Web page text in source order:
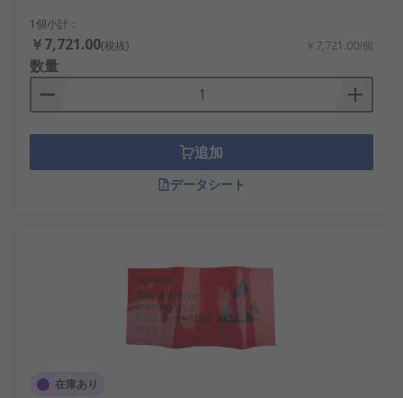
1個小計：
￥7,721.00(税抜) ￥7,721.00/個
数量
追加
データシート
在庫あり